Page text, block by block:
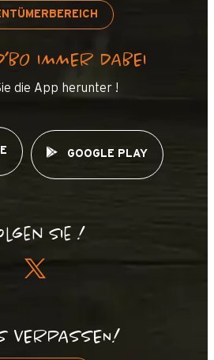
IMMER DABEI
die App herunter !
GOOGLE PLAY
Sie !
VERPASSEN!